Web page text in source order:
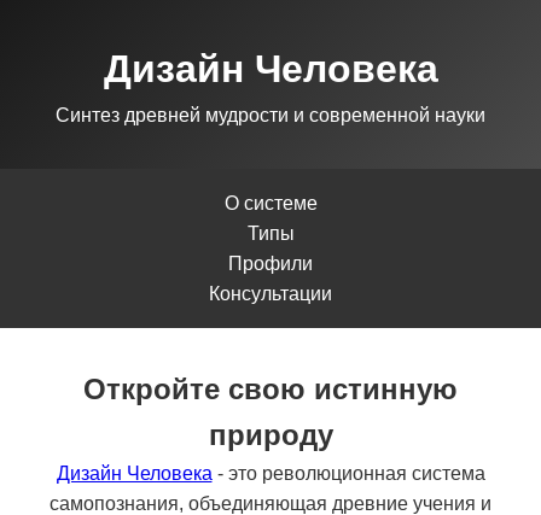
Дизайн Человека
Синтез древней мудрости и современной науки
О системе
Типы
Профили
Консультации
Откройте свою истинную
природу
Дизайн Человека - это революционная система
самопознания, объединяющая древние учения и